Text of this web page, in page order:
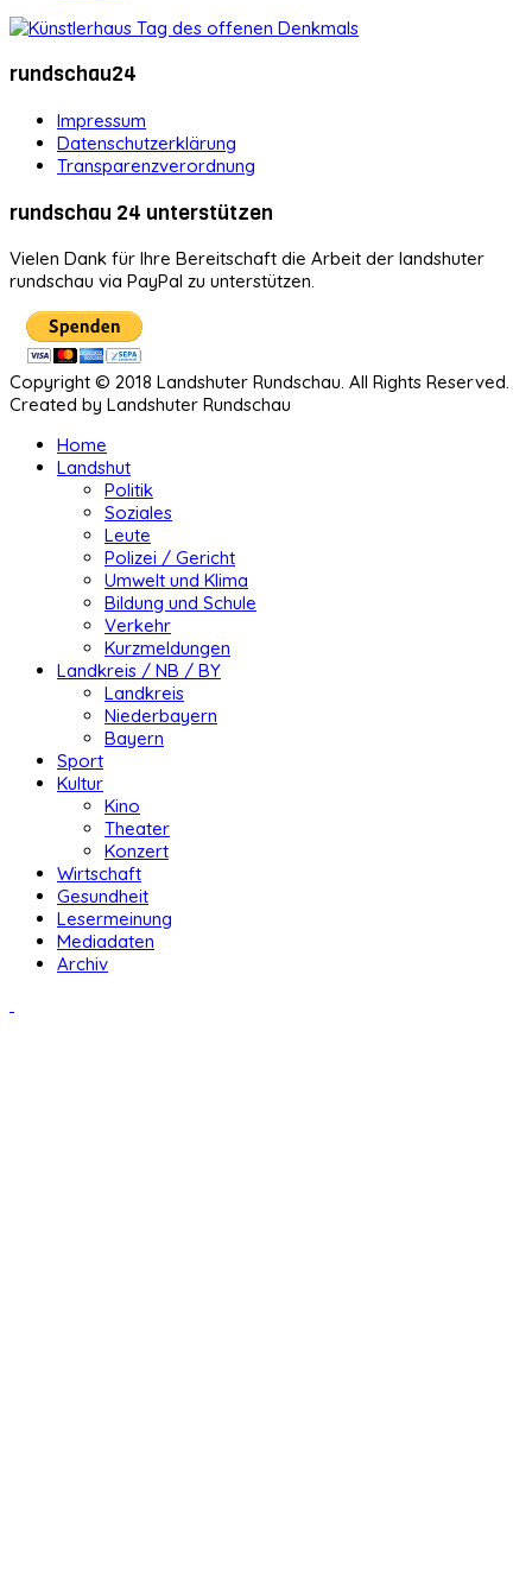
rundschau24
Impressum
Datenschutzerklärung
Transparenzverordnung
rundschau 24 unterstützen
Vielen Dank für Ihre Bereitschaft die Arbeit der landshuter
rundschau via PayPal zu unterstützen.
Copyright © 2018 Landshuter Rundschau. All Rights Reserved.
Created by Landshuter Rundschau
Home
Landshut
Politik
Soziales
Leute
Polizei / Gericht
Umwelt und Klima
Bildung und Schule
Verkehr
Kurzmeldungen
Landkreis / NB / BY
Landkreis
Niederbayern
Bayern
Sport
Kultur
Kino
Theater
Konzert
Wirtschaft
Gesundheit
Lesermeinung
Mediadaten
Archiv